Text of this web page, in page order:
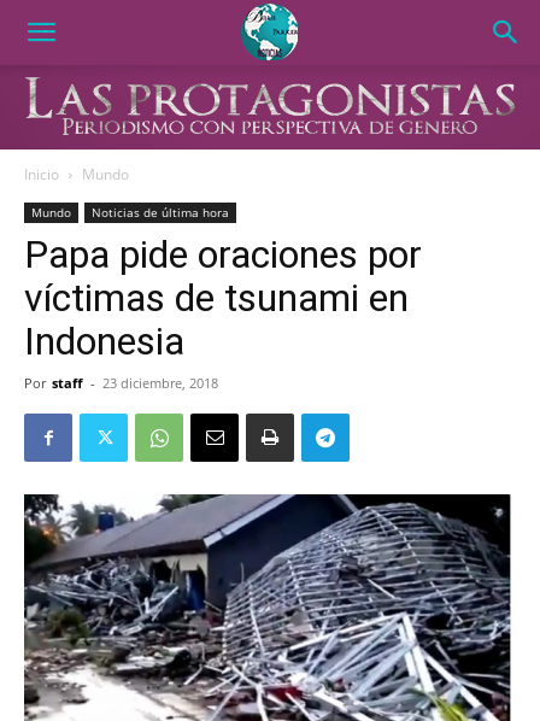
Inicio Mundo
Mundo Noticias de última hora
Papa pide oraciones por
víctimas de tsunami en
Indonesia
Por staff - 23 diciembre, 2018